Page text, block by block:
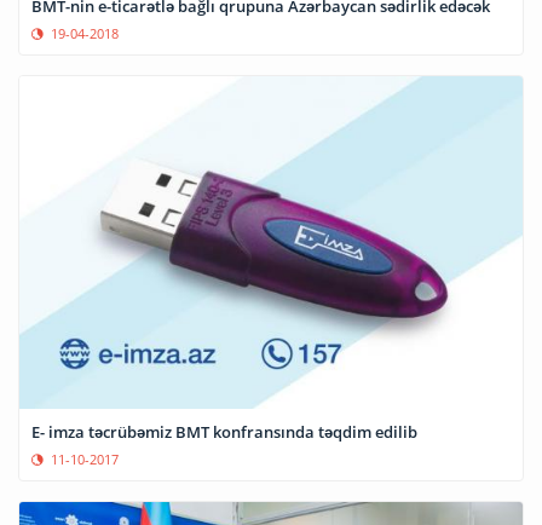
BMT-nin e-ticarətlə bağlı qrupuna Azərbaycan sədirlik edəcək
19-04-2018
E- imza təcrübəmiz BMT konfransında təqdim edilib
11-10-2017